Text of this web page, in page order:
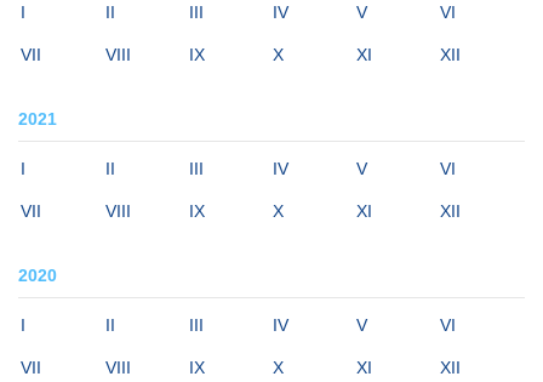
I II III IV V VI
VII VIII IX X XI XII
2021
I II III IV V VI
VII VIII IX X XI XII
2020
I II III IV V VI
VII VIII IX X XI XII